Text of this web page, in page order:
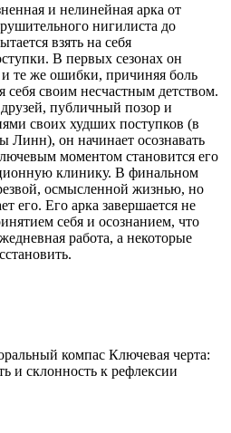
и нелинейная арка от
нигилиста до
взять на себя
В первых сезонах он
те же ошибки, причиняя боль
своим несчастным детством.
публичный позор и
своих худших поступков (в
Линн), он начинает осознавать
моментом становится его
клинику. В финальном
осмысленной жизнью, но
его. Его арка завершается не
себя и осознанием, что
работа, а некоторые
компас Ключевая черта:
и склонность к рефлексии